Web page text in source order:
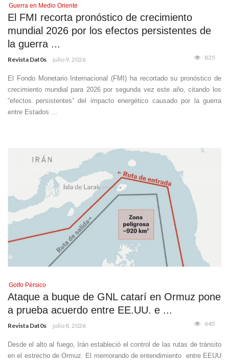
Guerra en Medio Oriente
El FMI recorta pronóstico de crecimiento
mundial 2026 por los efectos persistentes de
la guerra ...
Revista Dat0s julio 9, 2026 835
El Fondo Monetario Internacional (FMI) ha recortado su pronóstico de
crecimiento mundial para 2026 por segunda vez este año, citando los
“efectos persistentes” del impacto energético causado por la guerra
entre Estados ...
Golfo Pérsico
Ataque a buque de GNL catarí en Ormuz pone
a prueba acuerdo entre EE.UU. e ...
Revista Dat0s julio 8, 2026 645
Desde el alto al fuego, Irán estableció el control de las rutas de tránsito
en el estrecho de Ormuz. El memorando de entendimiento entre EEUU